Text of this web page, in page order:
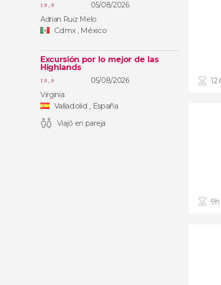
10,0
05/08/2026
Adrian Ruiz Melo
Cdmx , México
Excursión por lo mejor de las
Highlands
10,0
05/08/2026
Virginia
Valladolid , España
Viajó en pareja
12
9h